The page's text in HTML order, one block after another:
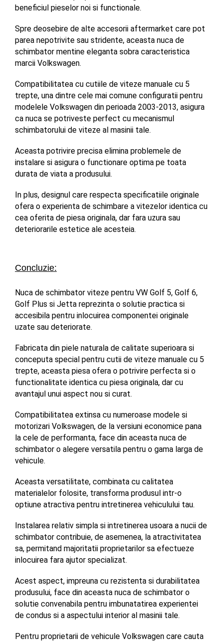
beneficiul pieselor noi si functionale.
Spre deosebire de alte accesorii aftermarket care pot
parea nepotrivite sau stridente, aceasta nuca de
schimbator mentine eleganta sobra caracteristica
marcii Volkswagen.
Compatibilitatea cu cutiile de viteze manuale cu 5
trepte, una dintre cele mai comune configuratii pentru
modelele Volkswagen din perioada 2003-2013, asigura
ca nuca se potriveste perfect cu mecanismul
schimbatorului de viteze al masinii tale.
Aceasta potrivire precisa elimina problemele de
instalare si asigura o functionare optima pe toata
durata de viata a produsului.
In plus, designul care respecta specificatiile originale
ofera o experienta de schimbare a vitezelor identica cu
cea oferita de piesa originala, dar fara uzura sau
deteriorarile estetice ale acesteia.
Concluzie:
Nuca de schimbator viteze pentru VW Golf 5, Golf 6,
Golf Plus si Jetta reprezinta o solutie practica si
accesibila pentru inlocuirea componentei originale
uzate sau deteriorate.
Fabricata din piele naturala de calitate superioara si
conceputa special pentru cutii de viteze manuale cu 5
trepte, aceasta piesa ofera o potrivire perfecta si o
functionalitate identica cu piesa originala, dar cu
avantajul unui aspect nou si curat.
Compatibilitatea extinsa cu numeroase modele si
motorizari Volkswagen, de la versiuni economice pana
la cele de performanta, face din aceasta nuca de
schimbator o alegere versatila pentru o gama larga de
vehicule.
Aceasta versatilitate, combinata cu calitatea
materialelor folosite, transforma produsul intr-o
optiune atractiva pentru intretinerea vehiculului tau.
Instalarea relativ simpla si intretinerea usoara a nucii de
schimbator contribuie, de asemenea, la atractivitatea
sa, permitand majoritatii proprietarilor sa efectueze
inlocuirea fara ajutor specializat.
Acest aspect, impreuna cu rezistenta si durabilitatea
produsului, face din aceasta nuca de schimbator o
solutie convenabila pentru imbunatatirea experientei
de condus si a aspectului interior al masinii tale.
Pentru proprietarii de vehicule Volkswagen care cauta